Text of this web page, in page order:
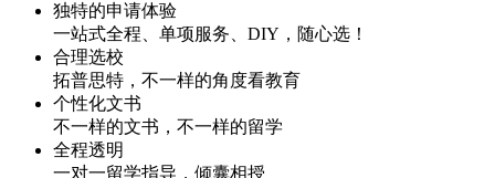
独特的申请体验
一站式全程、单项服务、DIY，随心选！
合理选校
拓普思特，不一样的角度看教育
个性化文书
不一样的文书，不一样的留学
全程透明
一对一留学指导，倾囊相授